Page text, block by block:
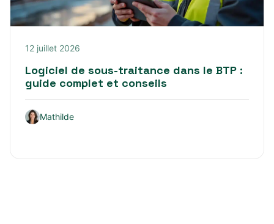
12 juillet 2026
Logiciel de sous-traitance dans le BTP :
guide complet et conseils
Mathilde